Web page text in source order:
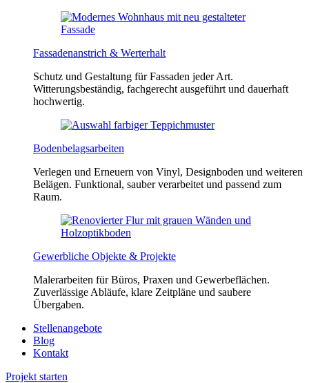
Fassadenanstrich & Werterhalt
Schutz und Gestaltung für Fassaden jeder Art.
Witterungsbeständig, fachgerecht ausgeführt und dauerhaft
hochwertig.
Bodenbelagsarbeiten
Verlegen und Erneuern von Vinyl, Designboden und weiteren
Belägen. Funktional, sauber verarbeitet und passend zum
Raum.
Gewerbliche Objekte & Projekte
Malerarbeiten für Büros, Praxen und Gewerbeflächen.
Zuverlässige Abläufe, klare Zeitpläne und saubere
Übergaben.
Stellenangebote
Blog
Kontakt
Projekt starten